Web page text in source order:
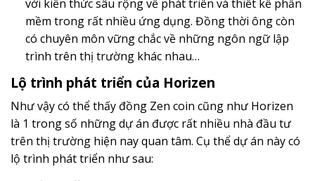
với kiến thức sâu rộng về phát triển và thiết kế phần
mềm trong rất nhiều ứng dụng. Đồng thời ông còn
có chuyên môn vững chắc về những ngôn ngữ lập
trình trên thị trường khác nhau…
Lộ trình phát triển của Horizen
Như vậy có thể thấy đồng Zen coin cũng như Horizen
là 1 trong số những dự án được rất nhiều nhà đầu tư
trên thị trường hiện nay quan tâm. Cụ thể dự án này có
lộ trình phát triển như sau: